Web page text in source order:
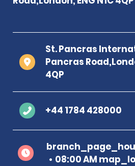
St. Pancras
Pancras
4QP
+44 1784 428000
08:00 AM